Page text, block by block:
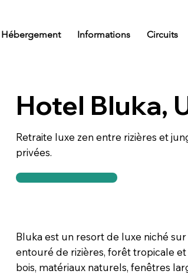
Hébergement Informations Circuits
Hotel Bluka,
Retraite luxe zen entre rizières et
privées.
Bluka est un resort de luxe niché
entouré de rizières, forêt tropicale
bois, matériaux naturels, fenêtres